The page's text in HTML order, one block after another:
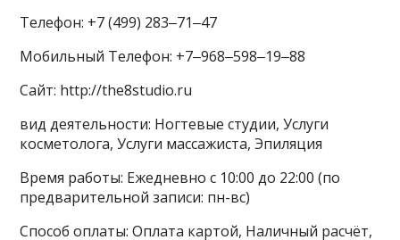
Телефон: +7 (499) 283‒71‒47
Мобильный Телефон: +7‒968‒598‒19‒88
Сайт: http://the8studio.ru
вид деятельности: Ногтевые студии, Услуги
косметолога, Услуги массажиста, Эпиляция
Время работы: Ежедневно с 10:00 до 22:00 (по
предварительной записи: пн-вс)
Способ оплаты: Оплата картой, Наличный расчёт,